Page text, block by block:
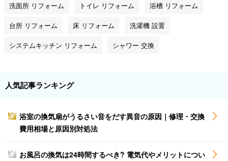
洗面所 リフォーム トイレ リフォーム 浴槽 リフォーム
台所 リフォーム 床 リフォーム 洗濯機 設置
システムキッチン リフォーム シャワー 交換
人気記事ランキング
1
浴室の換気扇がうるさい音をだす異音の原因｜修理・交換
費用相場と原因別対処法
2
お風呂の換気は24時間するべき? 電気代やメリットについ